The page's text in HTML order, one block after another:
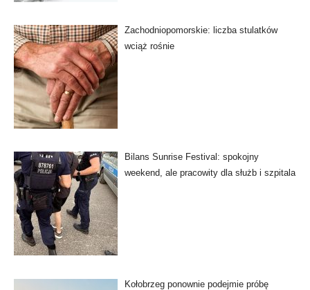
Zachodniopomorskie: liczba stulatków
wciąż rośnie
Bilans Sunrise Festival: spokojny
weekend, ale pracowity dla służb i szpitala
Kołobrzeg ponownie podejmie próbę